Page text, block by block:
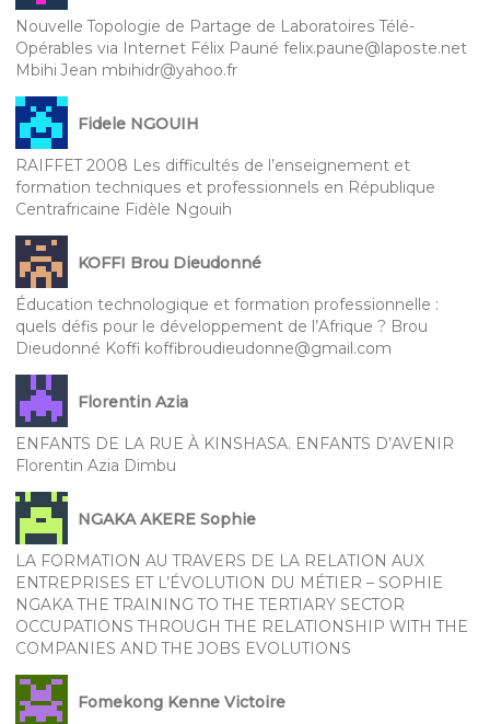
Nouvelle Topologie de Partage de Laboratoires Télé-
Opérables via Internet Félix Pauné felix.paune@laposte.net
Mbihi Jean mbihidr@yahoo.fr
Fidele NGOUIH
RAIFFET 2008 Les difficultés de l’enseignement et
formation techniques et professionnels en République
Centrafricaine Fidèle Ngouih
KOFFI Brou Dieudonné
Éducation technologique et formation professionnelle :
quels défis pour le développement de l’Afrique ? Brou
Dieudonné Koffi koffibroudieudonne@gmail.com
Florentin Azia
ENFANTS DE LA RUE À KINSHASA. ENFANTS D’AVENIR
Florentin Azia Dimbu
NGAKA AKERE Sophie
LA FORMATION AU TRAVERS DE LA RELATION AUX
ENTREPRISES ET L’ÉVOLUTION DU MÉTIER – SOPHIE
NGAKA THE TRAINING TO THE TERTIARY SECTOR
OCCUPATIONS THROUGH THE RELATIONSHIP WITH THE
COMPANIES AND THE JOBS EVOLUTIONS
Fomekong Kenne Victoire